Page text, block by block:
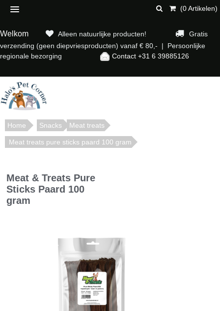
Welkom Alleen natuurlijke producten!
Gratis
verzending (geen diepvriesproducten) vanaf € 80,- | Persoonlijke
regionale bezorging
Contact +31 6 39885126
(0 Artikelen)
Home Snacks Meat treats
Meat treats pure sticks paard 100 gram
Meat & Treats Pure
Sticks Paard 100
gram